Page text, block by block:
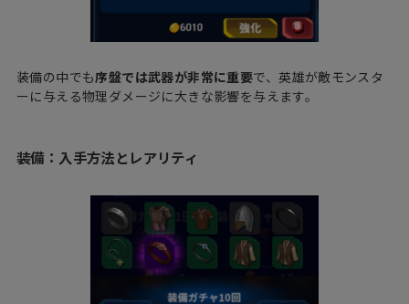
装備の中でも序盤では武器が非常に重要で、英雄が敵モンスタ
ーに与える物理ダメージに大きな影響を与えます。
装備：入手方法とレアリティ